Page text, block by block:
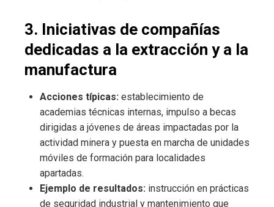
3. Iniciativas de compañías
dedicadas a la extracción y a la
manufactura
Acciones típicas: establecimiento de
academias técnicas internas, impulso a becas
dirigidas a jóvenes de áreas impactadas por la
actividad minera y puesta en marcha de unidades
móviles de formación para localidades
apartadas.
Ejemplo de resultados: instrucción en prácticas
de seguridad industrial y mantenimiento que